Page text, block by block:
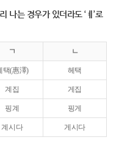
나는 경우가 있더라도 ‘ㅖ’로
ㄱ ㄴ
택(惠澤) 헤택
계집 게집
핑계 핑게
계시다 게시다